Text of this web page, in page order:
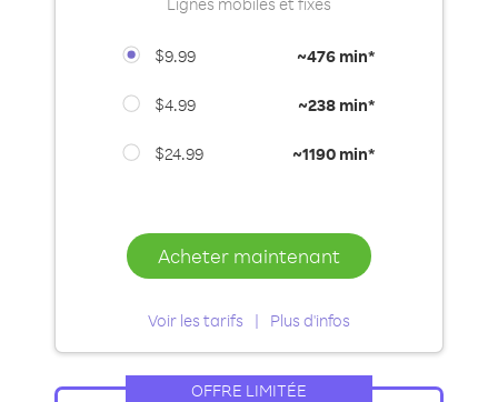
$9.99 ~476 min*
$4.99 ~238 min*
$24.99 ~1190 min*
Acheter maintenant
Voir les tarifs Plus d'infos
OFFRE LIMITÉE